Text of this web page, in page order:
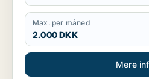
Max. per måned
2.000 DKK
Mere